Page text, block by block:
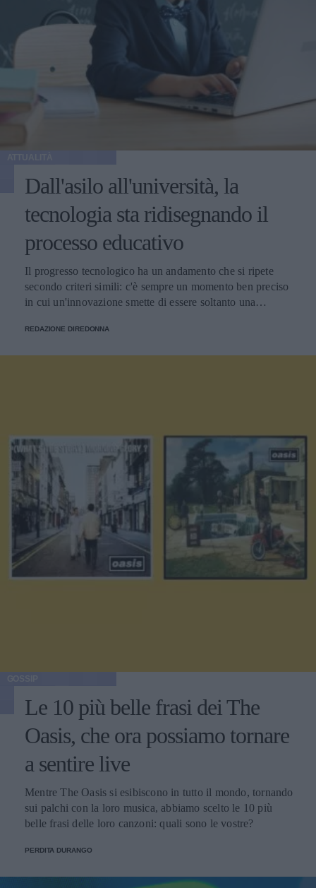
Dall'asilo all'università, la
tecnologia sta ridisegnando il
processo educativo
Il progresso tecnologico ha un andamento che si ripete
secondo criteri simili: c'è sempre un momento ben preciso
in cui un'innovazione smette di essere soltanto una
REDAZIONE DIREDONNA
Le 10 più belle frasi dei The
Oasis, che ora possiamo tornare
a sentire live
Mentre The Oasis si esibiscono in tutto il mondo, tornando
sui palchi con la loro musica, abbiamo scelto le 10 più
belle frasi delle loro canzoni: quali sono le vostre?
PERDITA DURANGO